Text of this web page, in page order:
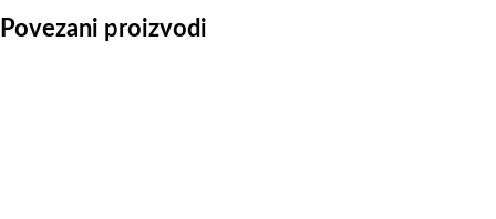
Povezani proizvodi